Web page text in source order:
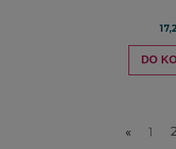
DO
« 1